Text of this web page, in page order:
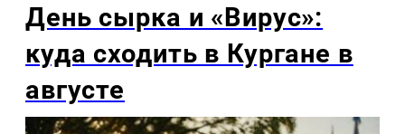
День сырка и «Вирус»:
куда сходить в Кургане в
августе